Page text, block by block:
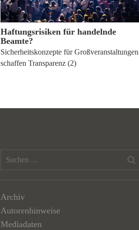
20. Februar 2017
Haftungsrisiken für handelnde
Beamte?
Sicherheitskonzepte für Großveranstaltungen
schaffen Transparenz (2)
Archiv
Autorenhinweise
Mediadaten